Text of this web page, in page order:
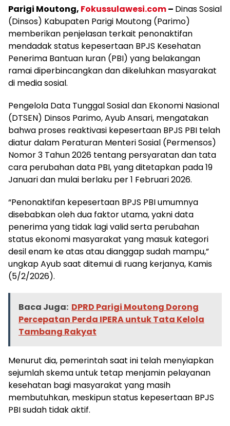
Parigi Moutong, Fokussulawesi.com– Dinas Sosial
(Dinsos) Kabupaten Parigi Moutong (Parimo)
memberikan penjelasan terkait penonaktifan
mendadak status kepesertaan BPJS Kesehatan
Penerima Bantuan Iuran (PBI) yang belakangan
ramai diperbincangkan dan dikeluhkan masyarakat
di media sosial.
Pengelola Data Tunggal Sosial dan Ekonomi Nasional
(DTSEN) Dinsos Parimo, Ayub Ansari, mengatakan
bahwa proses reaktivasi kepesertaan BPJS PBI telah
diatur dalam Peraturan Menteri Sosial (Permensos)
Nomor 3 Tahun 2026 tentang persyaratan dan tata
cara perubahan data PBI, yang ditetapkan pada 19
Januari dan mulai berlaku per 1 Februari 2026.
“Penonaktifan kepesertaan BPJS PBI umumnya
disebabkan oleh dua faktor utama, yakni data
penerima yang tidak lagi valid serta perubahan
status ekonomi masyarakat yang masuk kategori
desil enam ke atas atau dianggap sudah mampu,”
ungkap Ayub saat ditemui di ruang kerjanya, Kamis
(5/2/2026).
Baca Juga: DPRD Parigi Moutong Dorong
Percepatan Perda IPERA untuk Tata Kelola
Tambang Rakyat
Menurut dia, pemerintah saat ini telah menyiapkan
sejumlah skema untuk tetap menjamin pelayanan
kesehatan bagi masyarakat yang masih
membutuhkan, meskipun status kepesertaan BPJS
PBI sudah tidak aktif.